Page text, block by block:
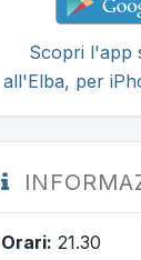
Scopri l'app
all'Elba, per
Orari: 21.30